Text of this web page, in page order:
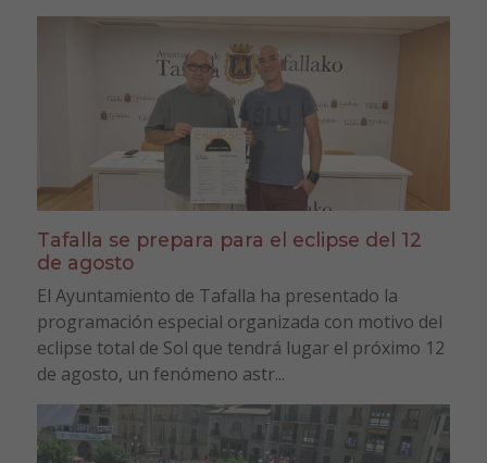
Tafalla se prepara para el eclipse del 12
de agosto
El Ayuntamiento de Tafalla ha presentado la
programación especial organizada con motivo del
eclipse total de Sol que tendrá lugar el próximo 12
de agosto, un fenómeno astr...